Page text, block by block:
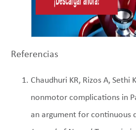
Referencias
Chaudhuri KR, Rizos A,
nonmotor complications in
an argument for continuous